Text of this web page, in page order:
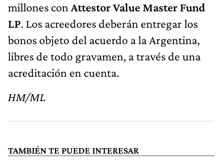
millones con Attestor Value Master Fund
LP. Los acreedores deberán entregar los
bonos objeto del acuerdo a la Argentina,
libres de todo gravamen, a través de una
acreditación en cuenta.
HM/ML
TAMBIÉN TE PUEDE INTERESAR